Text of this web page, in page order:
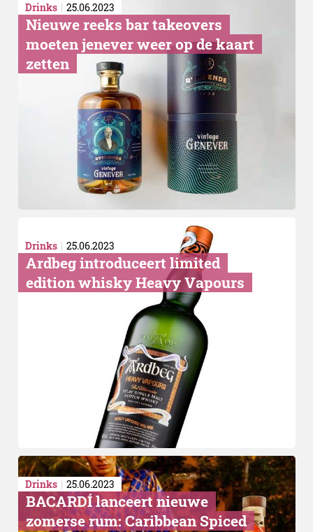
Negroni Sbagliato
‘Mistaken’ Negroni
Drinks 25.06.2023
Nieuwe reeks bar takeovers
moeten jenever weer op de kaart
zetten
Drinks 25.06.2023
Ardbeg introduceert limited
edition whisky Heavy Vapours
Drinks 25.06.2023
BACARDÍ lanceert nieuwe
zomerse rum: Caribbean Spiced